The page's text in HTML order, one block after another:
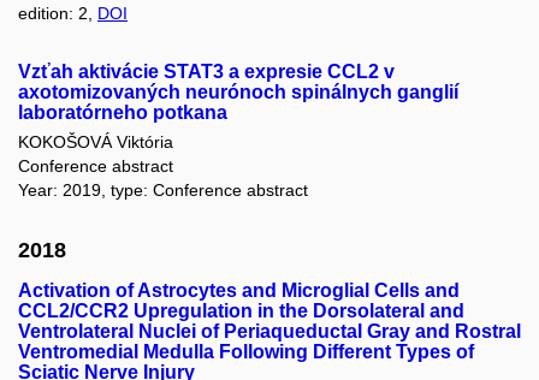
edition: 2, DOI
Vzťah aktivácie STAT3 a expresie CCL2 v
axotomizovaných neurónoch spinálnych ganglií
laboratórneho potkana
KOKOŠOVÁ Viktória
Conference abstract
Year: 2019, type: Conference abstract
2018
Activation of Astrocytes and Microglial Cells and
CCL2/CCR2 Upregulation in the Dorsolateral and
Ventrolateral Nuclei of Periaqueductal Gray and Rostral
Ventromedial Medulla Following Different Types of
Sciatic Nerve Injury